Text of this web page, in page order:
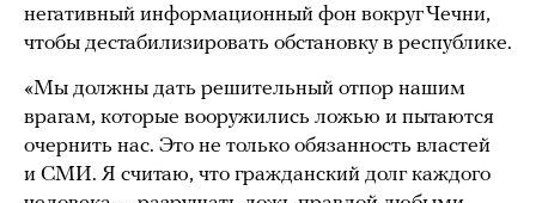
негативный информационный фон вокруг Чечни,
чтобы дестабилизировать обстановку в республике.
«Мы должны дать решительный отпор нашим
врагам, которые вооружились ложью и пытаются
очернить нас. Это не только обязанность властей
и СМИ. Я считаю, что гражданский долг каждого